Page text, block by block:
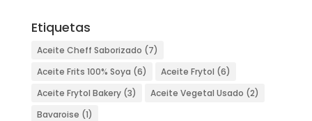
Etiquetas
Aceite Cheff Saborizado (7)
Aceite Frits 100% Soya (6) Aceite Frytol (6)
Aceite Frytol Bakery(3) Aceite Vegetal Usado (2)
Bavaroise (1)